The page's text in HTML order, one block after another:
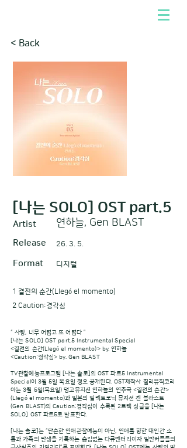
< Back
[나는 SOLO] OST part.5
Artist 연하늘, Gen BLAST
Release 26. 3. 5.
Format 디지털
1 결전의 순간(Llegó el momento)
2 Caution:경각심
“ 사랑, 너무 어렵고 또 어렵다 ”
[나는 SOLO] OST part.5 Instrumental Special
<결전의 순간(Llegó el momento)> by. 연하늘
<Caution:경각심> by. Gen BLAST
TV관찰예능프로그램 [나는 솔로]의 OST 파트5 Instrumental
Special이 3월 5일 목요일 정오 공개된다. OST제작사 칠리뮤직코리
아는 3월 5일(목요일) 탱고뮤지션 연하늘의 연주곡 <결전의 순간>
(Llegó el momento)과 일본의 일렉트로닉 뮤지션 겐 블라스트
(Gen BLAST)의 Caution:경각심이 수록된 2트랙 싱글을 [나는
SOLO] OST 파트5로 발표한다.
[나는 솔로]는 “단순한 연애관찰예능이 아닌, 연애를 향한 대인간 소
통과 가족의 탄생을 기록하는 숨김없는 다큐멘터리이자 일반커플들의